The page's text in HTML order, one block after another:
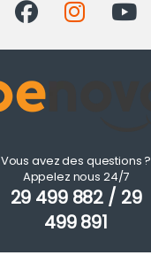
Vous avez des questions ?
Appelez nous 24/7
29 499 882 / 29
499 891